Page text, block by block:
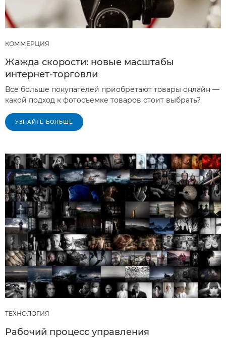
КОММЕРЦИЯ
Жажда скорости: новые масштабы
интернет-торговли
Все больше покупателей приобретают товары онлайн —
какой подход к фотосъемке товаров стоит выбрать?
УЗНАЙТЕ БОЛЬШЕ
ТЕХНОЛОГИЯ
Рабочий процесс управления